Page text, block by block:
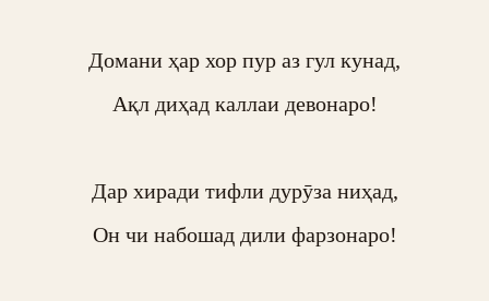
Домани ҳар хор пур аз гул кунад,
Ақл диҳад каллаи девонаро!
Дар хиради тифли дурӯза ниҳад,
Он чи набошад дили фарзонаро!